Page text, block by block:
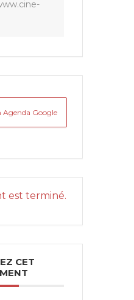
Google
est terminé.
CET